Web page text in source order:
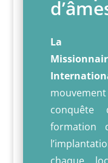
La
conquête
formation